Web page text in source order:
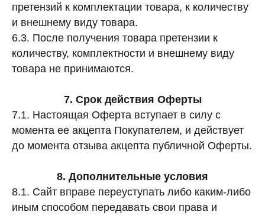
претензий к комплектации товара, к количеству
и внешнему виду товара.
6.3. После получения товара претензии к
количеству, комплектности и внешнему виду
товара не принимаются.
7. Срок действия Оферты
7.1. Настоящая Оферта вступает в силу с
момента ее акцепта Покупателем, и действует
до момента отзыва акцепта публичной Оферты.
8. Дополнительные условия
8.1. Сайт вправе переуступать либо каким-либо
иным способом передавать свои права и
сотрудничество
конфиденциальность
Пионерский переулок, 3
(телеграм-канал)
система лояльности
как ухаживать